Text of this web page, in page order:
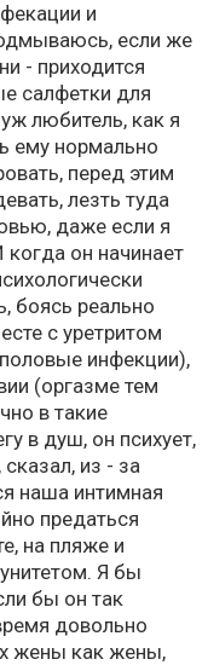
и
если же
- приходится
салфетки для
любитель, как я
ему нормально
перед этим
лезть туда
даже если я
он начинает
боясь реально
с уретритом
инфекции),
(оргазме тем
в такие
в душ, он психует,
из - за
наша интимная
предаться
на пляже и
Я бы
бы он так
довольно
жены как жены,